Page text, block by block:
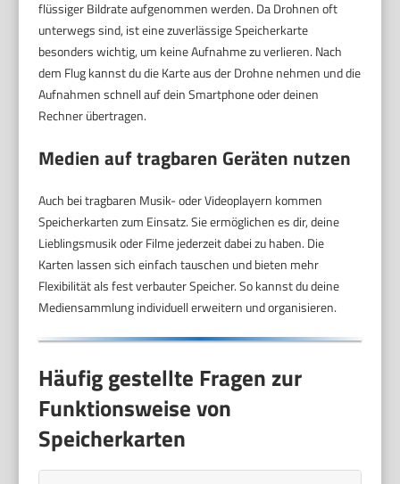
flüssiger Bildrate aufgenommen werden. Da Drohnen oft
unterwegs sind, ist eine zuverlässige Speicherkarte
besonders wichtig, um keine Aufnahme zu verlieren. Nach
dem Flug kannst du die Karte aus der Drohne nehmen und die
Aufnahmen schnell auf dein Smartphone oder deinen
Rechner übertragen.
Medien auf tragbaren Geräten nutzen
Auch bei tragbaren Musik- oder Videoplayern kommen
Speicherkarten zum Einsatz. Sie ermöglichen es dir, deine
Lieblingsmusik oder Filme jederzeit dabei zu haben. Die
Karten lassen sich einfach tauschen und bieten mehr
Flexibilität als fest verbauter Speicher. So kannst du deine
Mediensammlung individuell erweitern und organisieren.
Häufig gestellte Fragen zur
Funktionsweise von
Speicherkarten